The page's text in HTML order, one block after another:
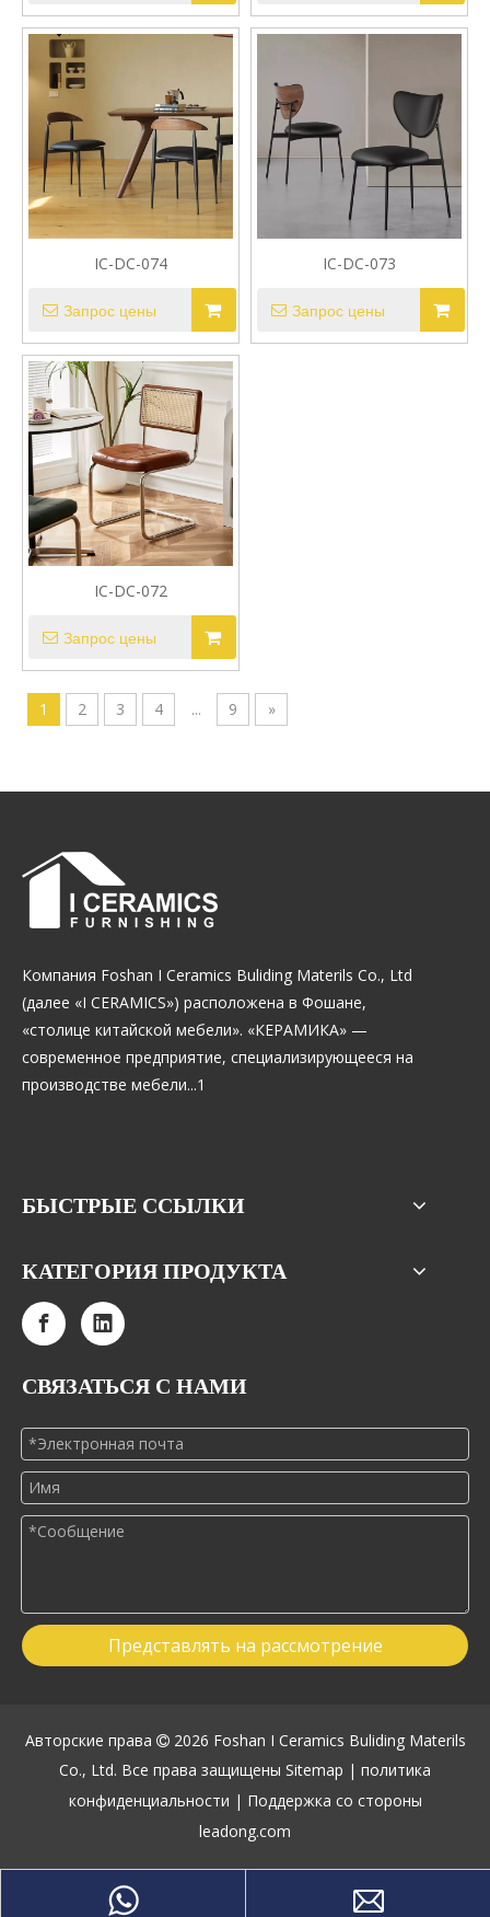
IC-DC-074
Запрос цены
IC-DC-073
Запрос цены
IC-DC-072
Запрос цены
1 2 3 4 ... 9 »
Компания Foshan I Ceramics Buliding Materils Co., Ltd
(далее «I CERAMICS») расположена в Фошане,
«столице китайской мебели». «КЕРАМИКА» —
современное предприятие, специализирующееся на
производстве мебели...1
БЫСТРЫЕ ССЫЛКИ
КАТЕГОРИЯ ПРОДУКТА
СВЯЗАТЬСЯ С НАМИ
Представлять на рассмотрение
Авторские права  2026 Foshan I Ceramics Buliding Materils
Co., Ltd. Все права защищены Sitemap | политика
конфиденциальности | Поддержка со стороны
leadong.com